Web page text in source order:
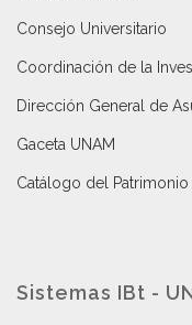
Consejo Universitario
Coordinación de la
Dirección General de
Gaceta UNAM
Catálogo del Patrimonio
Sistemas IBt -